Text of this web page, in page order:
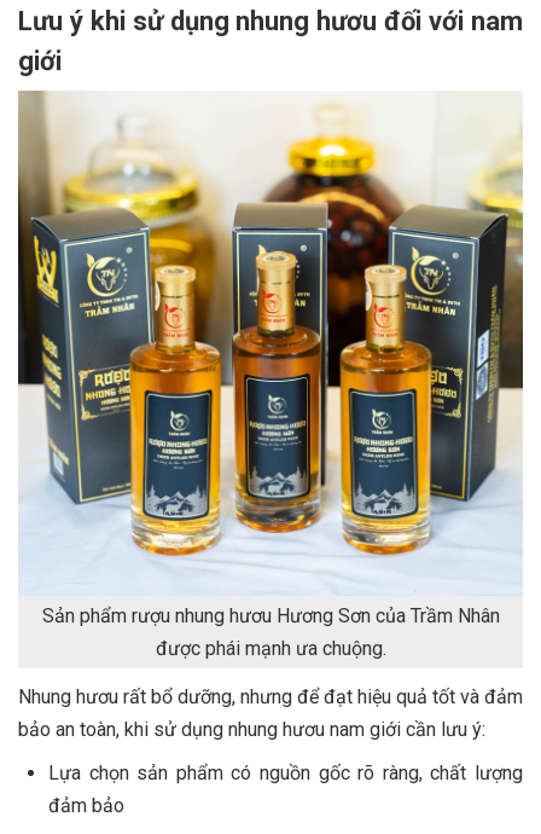
Lưu ý khi sử dụng nhung hươu đối với nam
giới
Sản phẩm rượu nhung hươu Hương Sơn của Trầm Nhân
được phái mạnh ưa chuộng.
Nhung hươu rất bổ dưỡng, nhưng để đạt hiệu quả tốt và đảm
bảo an toàn, khi sử dụng nhung hươu nam giới cần lưu ý:
Lựa chọn sản phẩm có nguồn gốc rõ ràng, chất lượng
đảm bảo